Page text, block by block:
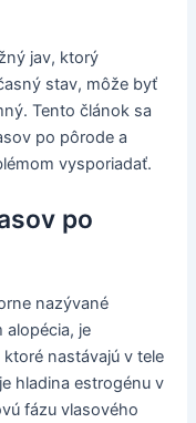
jav, ktorý
stav, môže byť
Tento článok sa
po pôrode a
vysporiadať.
po
nazývané
alopécia, je
nastávajú v tele
hladina estrogénu v
fázu vlasového